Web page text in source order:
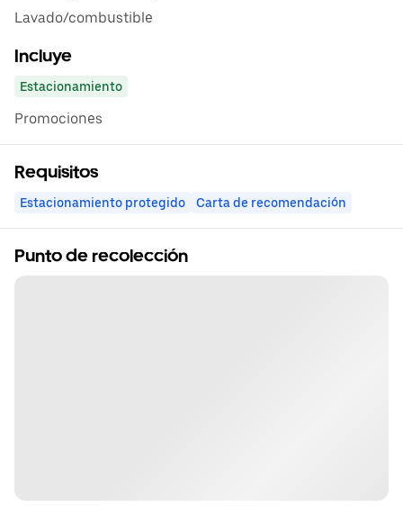
Lavado/combustible
Incluye
Estacionamiento
Promociones
Requisitos
Estacionamiento protegido Carta de recomendación
Punto de recolección